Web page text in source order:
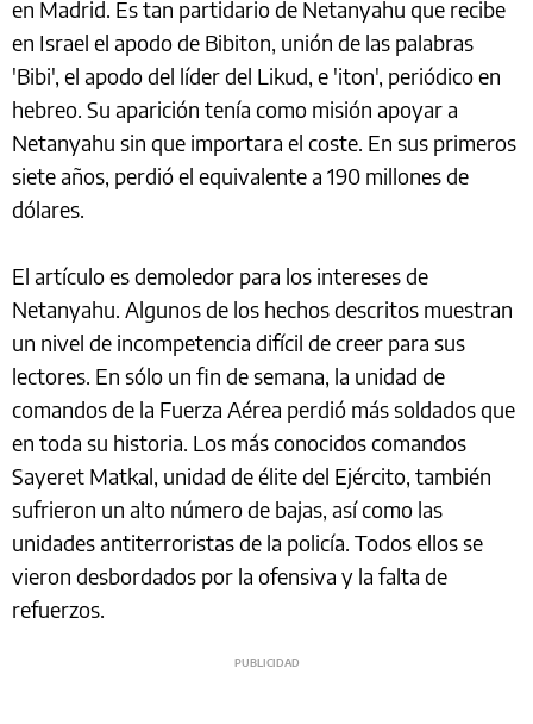
en Madrid. Es tan partidario de Netanyahu que recibe
en Israel el apodo de Bibiton, unión de las palabras
'Bibi', el apodo del líder del Likud, e 'iton', periódico en
hebreo. Su aparición tenía como misión apoyar a
Netanyahu sin que importara el coste. En sus primeros
siete años, perdió el equivalente a 190 millones de
dólares.
El artículo es demoledor para los intereses de
Netanyahu. Algunos de los hechos descritos muestran
un nivel de incompetencia difícil de creer para sus
lectores. En sólo un fin de semana, la unidad de
comandos de la Fuerza Aérea perdió más soldados que
en toda su historia. Los más conocidos comandos
Sayeret Matkal, unidad de élite del Ejército, también
sufrieron un alto número de bajas, así como las
unidades antiterroristas de la policía. Todos ellos se
vieron desbordados por la ofensiva y la falta de
refuerzos.